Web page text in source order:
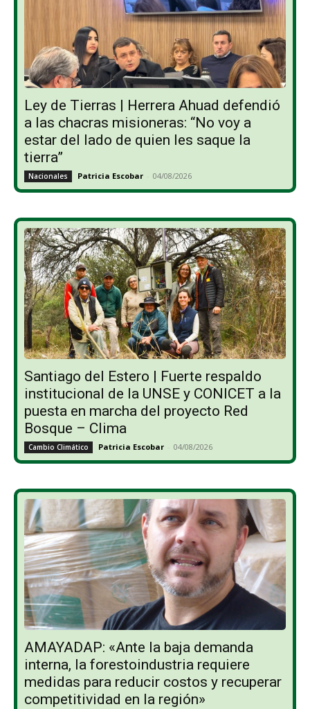
Ley de Tierras | Herrera Ahuad defendió
a las chacras misioneras: “No voy a
estar del lado de quien les saque la
tierra”
Nacionales Patricia Escobar - 04/08/2026
Santiago del Estero | Fuerte respaldo
institucional de la UNSE y CONICET a la
puesta en marcha del proyecto Red
Bosque – Clima
Cambio Climático Patricia Escobar - 04/08/2026
AMAYADAP: «Ante la baja demanda
interna, la forestoindustria requiere
medidas para reducir costos y recuperar
competitividad en la región»